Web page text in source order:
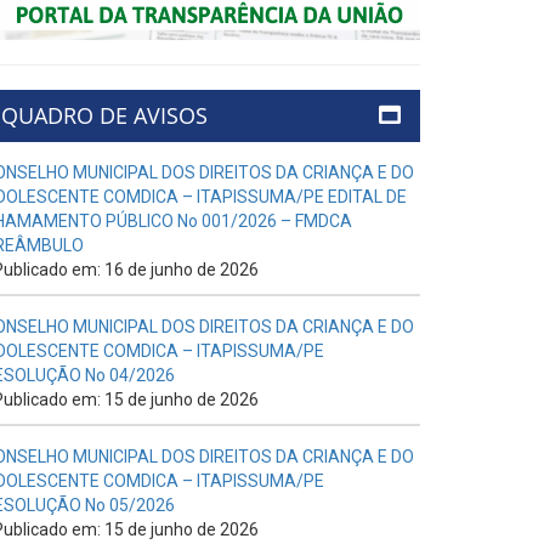
QUADRO DE AVISOS
MUNICIPAL DOS DIREITOS DA CRIANÇA E DO
COMDICA – ITAPISSUMA/PE EDITAL DE
PÚBLICO No 001/2026 – FMDCA
em: 16 de junho de 2026
MUNICIPAL DOS DIREITOS DA CRIANÇA E DO
COMDICA – ITAPISSUMA/PE
No 04/2026
em: 15 de junho de 2026
MUNICIPAL DOS DIREITOS DA CRIANÇA E DO
COMDICA – ITAPISSUMA/PE
No 05/2026
em: 15 de junho de 2026